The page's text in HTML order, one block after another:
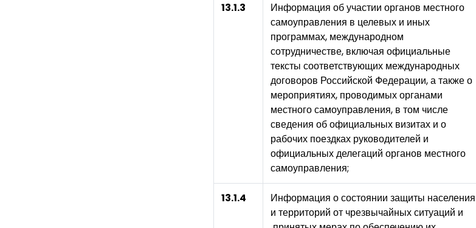
13.1.3
Информация об участии органов местного
самоуправления в целевых и иных
программах, международном
сотрудничестве, включая официальные
тексты соответствующих международных
договоров Российской Федерации, а также о
мероприятиях, проводимых органами
местного самоуправления, в том числе
сведения об официальных визитах и о
рабочих поездках руководителей и
официальных делегаций органов местного
самоуправления;
13.1.4
Информация о состоянии защиты населения
и территорий от чрезвычайных ситуаций и